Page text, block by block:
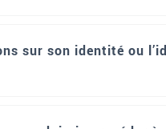
sur son identité ou